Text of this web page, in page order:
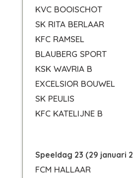
KVC BOOISCHOT
SK RITA BERLAAR
KFC RAMSEL
BLAUBERG SPORT
KSK WAVRIA B
EXCELSIOR BOUWEL
SK PEULIS
KFC KATELIJNE B
Speeldag 23 (29 januari
FCM HALLAAR